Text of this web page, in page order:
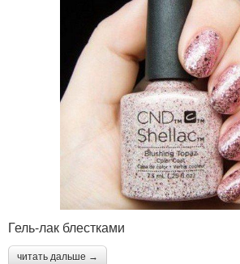
Гель-лак блестками
читать дальше →